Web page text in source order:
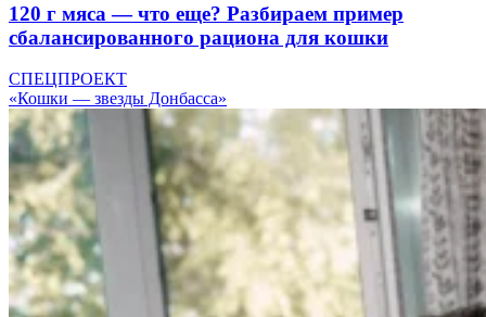
120 г мяса — что еще? Разбираем пример
сбалансированного рациона для кошки
СПЕЦПРОЕКТ
«Кошки — звезды Донбасса»